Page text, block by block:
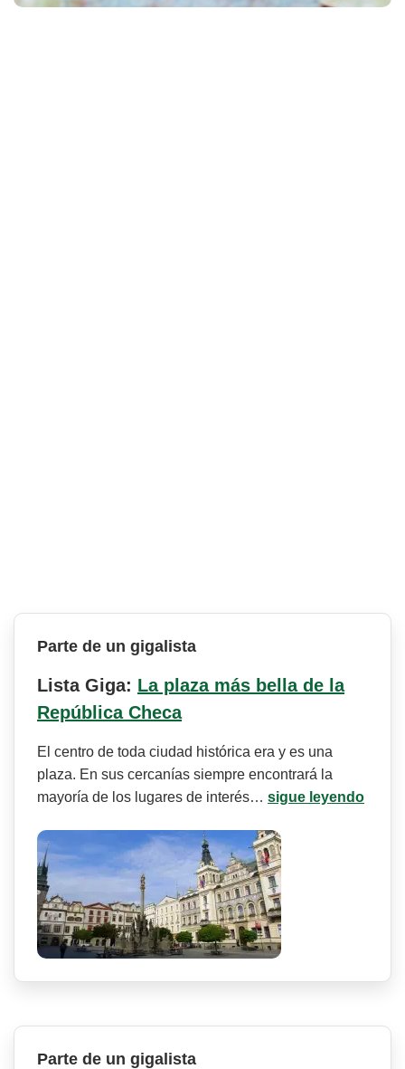
Parte de un gigalista
Lista Giga: La plaza más bella de la
República Checa
El centro de toda ciudad histórica era y es una
plaza. En sus cercanías siempre encontrará la
mayoría de los lugares de interés… sigue leyendo
Parte de un gigalista